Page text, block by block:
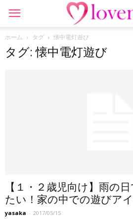
ホーム タグ 懐中電灯遊び
タグ: 懐中電灯遊び
【１・２歳児向け】雨の
たい！家の中での遊びア
yasaka - 2017/05/15